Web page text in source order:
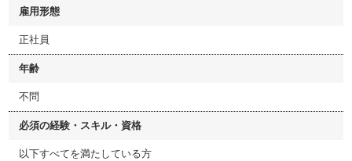
雇用形態
正社員
年齢
不問
必須の経験・スキル・資格
以下すべてを満たしている方